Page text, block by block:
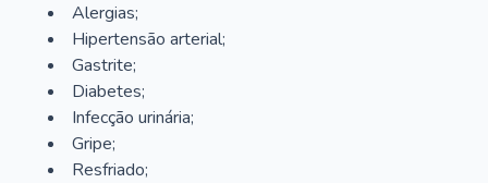
Alergias;
Hipertensão arterial;
Gastrite;
Diabetes;
Infecção urinária;
Gripe;
Resfriado;